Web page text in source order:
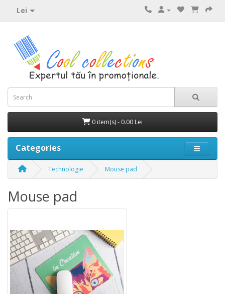
Lei
0 item(s) - 0.00 Lei
Categories
Technologie Mouse pad
Mouse pad